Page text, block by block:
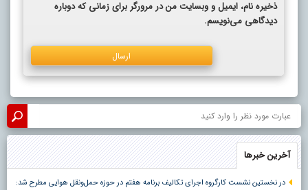
ذخیره نام، ایمیل و وبسایت من در مرورگر برای زمانی که دوباره
دیدگاهی می‌نویسم.
آخرین خبرها
در نخستین نشست کارگروه اجرای تکالیف برنامه هفتم در حوزه حمل‌ونقل هوایی مطرح شد: